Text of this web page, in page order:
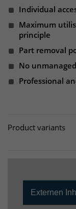
Individual
Maximum
principle
Part removal
No
Professional
Product variants
Externen
Anbieter
Laufzeit
Zweck
Anbieter
Zweck